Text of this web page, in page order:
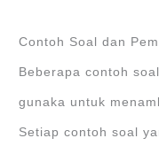
Contoh Soal dan
Beberapa contoh
gunaka untuk
Setiap contoh soal